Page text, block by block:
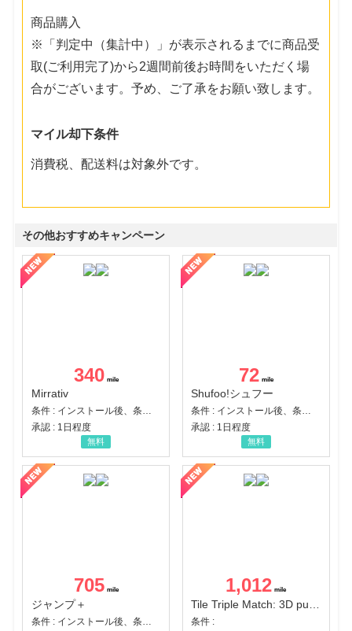
商品購入
※「判定中（集計中）」が表示されるまでに商品受
取(ご利用完了)から2週間前後お時間をいただく場
合がございます。予め、ご了承をお願い致します。
マイル却下条件
消費税、配送料は対象外です。
その他おすすめキャンペーン
340
Mirrativ
条件 : インストール後、条件達成
承認 : 1日程度
無料
72
Shufoo!シュフー
条件 : インストール後、条件達成
承認 : 1日程度
無料
705
ジャンプ＋
1,012
条件 :